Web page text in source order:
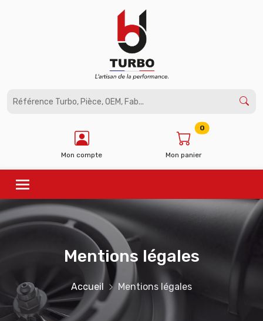
Mon compte Mon panier
0
Mentions légales
Accueil Mentions légales
Panneau de gestion des cookies